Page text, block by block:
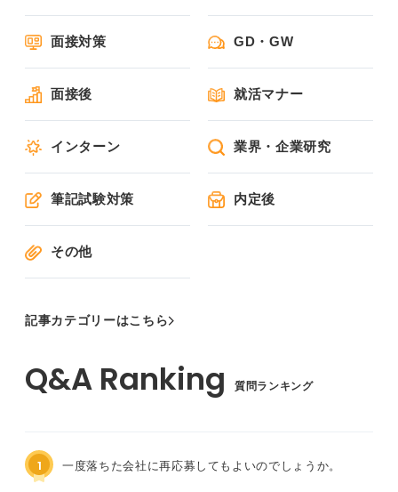
面接対策 GD・GW
面接後 就活マナー
インターン 業界・企業研究
筆記試験対策 内定後
その他
記事カテゴリーはこちら
質問ランキング
1 一度落ちた会社に再応募してもよいのでしょうか。